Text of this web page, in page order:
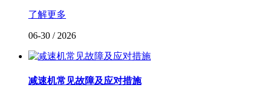
了解更多
06-30 / 2026
减速机常见故障及应对措施